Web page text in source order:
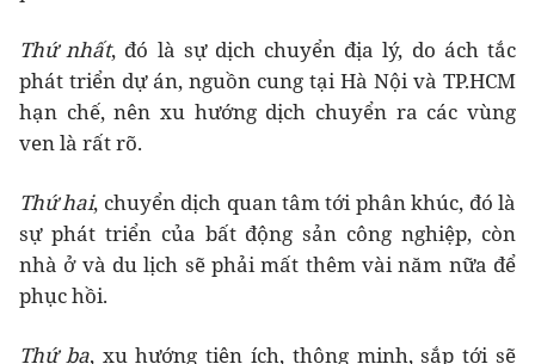
Thứ nhất, đó là sự dịch chuyển địa lý, do ách tắc
phát triển dự án, nguồn cung tại Hà Nội và TP.HCM
hạn chế, nên xu hướng dịch chuyển ra các vùng
ven là rất rõ.
Thứ hai, chuyển dịch quan tâm tới phân khúc, đó là
sự phát triển của bất động sản công nghiệp, còn
nhà ở và du lịch sẽ phải mất thêm vài năm nữa để
phục hồi.
Thứ ba, xu hướng tiện ích, thông minh, sắp tới sẽ